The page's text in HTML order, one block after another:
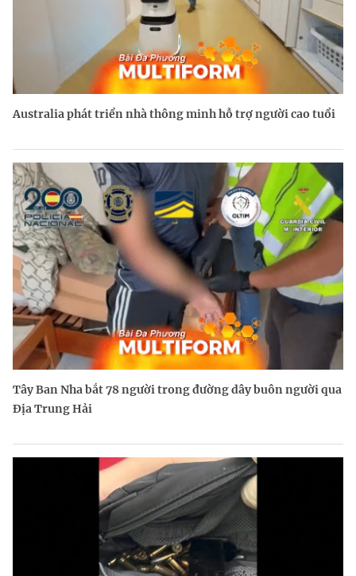
Australia phát triển nhà thông minh hỗ trợ người cao tuổi
Tây Ban Nha bắt 78 người trong đường dây buôn người qua
Địa Trung Hải